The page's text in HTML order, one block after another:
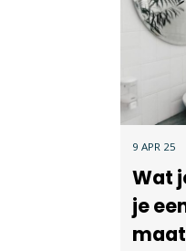
9 APR 25
Wat
je